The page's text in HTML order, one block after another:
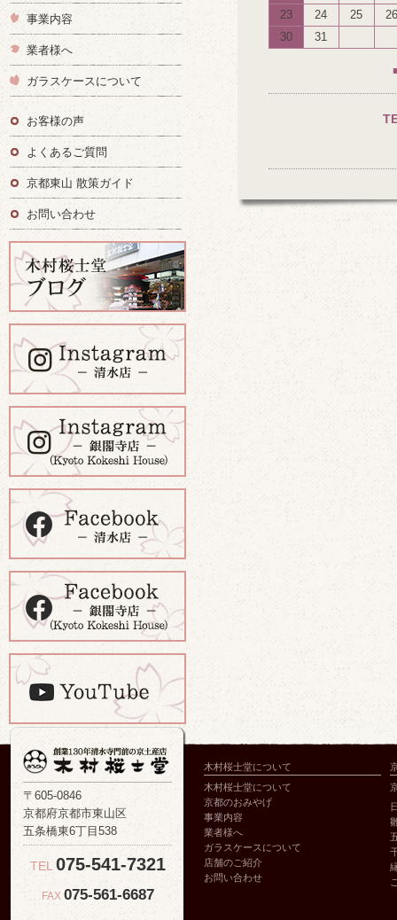
23
24 25
26
30
31
事業内容
業者様へ
ガラスケースについて
お客様の声
よくあるご質問
京都東山 散策ガイド
お問い合わせ
〒605-0846
京都府京都市東山区
五条橋東6丁目538
TEL 075-541-7321
FAX 075-561-6687
木村桜士堂について
木村桜士堂について
京都のおみやげ
事業内容
業者様へ
ガラスケースについて
店舗のご紹介
お問い合わせ